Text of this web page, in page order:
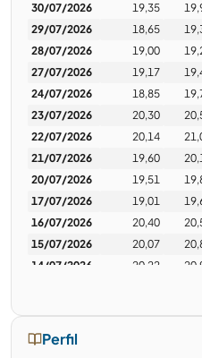
Hoy pude aprovechar la
durante parte de la tarde y le
veremos que pasa.
Merlin
Te vas a fundir si compras
que parece muy severa...
La corrección del SP en
mi sigue de largo en un viaje
El SP500 sin ponderacion
miserable 1% y las que mas
ponderan, obviamente asi
injustificadamente, bajaran
precio de donde arrancaron
30/07/2026
19,35
29/07/2026
18,65
28/07/2026
19,00
27/07/2026
19,17
24/07/2026
18,85
23/07/2026
20,30
22/07/2026
20,14
21/07/2026
19,60
20/07/2026
19,51
17/07/2026
19,01
16/07/2026
20,40
15/07/2026
20,07
14/07/2026
20,22
09/07/2026
Perfil